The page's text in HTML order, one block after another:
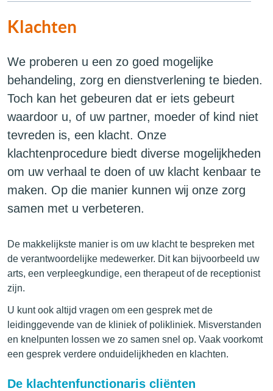
Klachten
We proberen u een zo goed mogelijke
behandeling, zorg en dienstverlening te bieden.
Toch kan het gebeuren dat er iets gebeurt
waardoor u, of uw partner, moeder of kind niet
tevreden is, een klacht. Onze
klachtenprocedure biedt diverse mogelijkheden
om uw verhaal te doen of uw klacht kenbaar te
maken. Op die manier kunnen wij onze zorg
samen met u verbeteren.
De makkelijkste manier is om uw klacht te bespreken met
de verantwoordelijke medewerker. Dit kan bijvoorbeeld uw
arts, een verpleegkundige, een therapeut of de receptionist
zijn.
U kunt ook altijd vragen om een gesprek met de
leidinggevende van de kliniek of polikliniek. Misverstanden
en knelpunten lossen we zo samen snel op. Vaak voorkomt
een gesprek verdere onduidelijkheden en klachten.
De klachtenfunctionaris cliënten